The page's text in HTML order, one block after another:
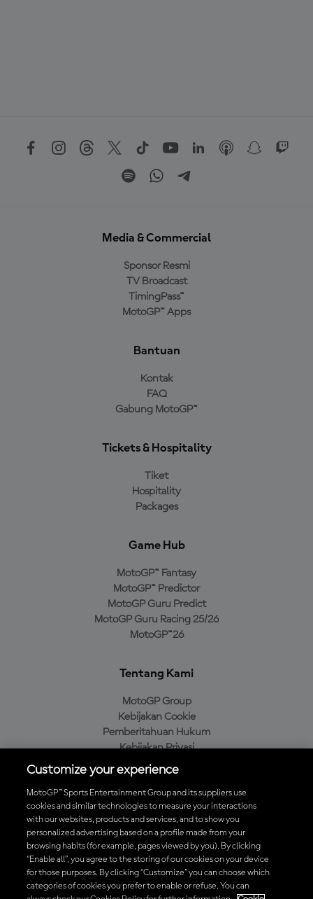
Media & Commercial
Sponsor Resmi
TV Broadcast
TimingPass™
MotoGP™ Apps
Bantuan
Kontak
FAQ
Gabung MotoGP™
Tickets & Hospitality
Tiket
Hospitality
Packages
Game Hub
MotoGP™ Fantasy
MotoGP™ Predictor
MotoGP Guru Predict
MotoGP Guru Racing 25/26
MotoGP™26
Tentang Kami
MotoGP Group
Kebijakan Cookie
Pemberitahuan Hukum
Kebijakan Privasi
Kebijakan Pembelian
Unduh Aplikasi Resmi MotoGP™
© 2026 MotoGP Sports Entertainment Group. Seluruh hak cipta
Customize your experience
MotoGP™ Sports Entertainment Group and its suppliers use
cookies and similar technologies to measure your interactions
with our websites, products and services, and to show you
personalized advertising based on a profile made from your
browsing habits (for example, pages viewed by you). By clicking
“Enable all”, you agree to the storing of our cookies on your device
for those purposes. By clicking “Customize” you can choose which
categories of cookies you prefer to enable or refuse. You can